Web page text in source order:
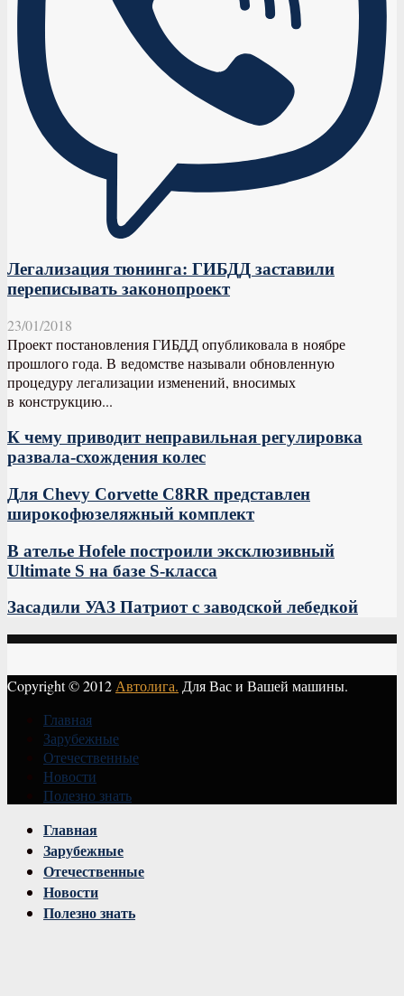
Легализация тюнинга: ГИБДД заставили
переписывать законопроект
23/01/2018
Проект постановления ГИБДД опубликовала в ноябре
прошлого года. В ведомстве называли обновленную
процедуру легализации изменений, вносимых
в конструкцию...
К чему приводит неправильная регулировка
развала-схождения колес
Для Chevy Corvette C8RR представлен
широкофюзеляжный комплект
В ателье Hofele построили эксклюзивный
Ultimate S на базе S-класса
Засадили УАЗ Патриот с заводской лебедкой
Copyright © 2012 Автолига. Для Вас и Вашей машины.
Главная
Зарубежные
Отечественные
Новости
Полезно знать
Главная
Зарубежные
Отечественные
Новости
Полезно знать